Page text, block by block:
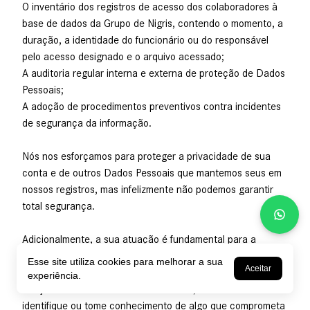
O inventário dos registros de acesso dos colaboradores à
base de dados da Grupo de Nigris, contendo o momento, a
duração, a identidade do funcionário ou do responsável
pelo acesso designado e o arquivo acessado;
A auditoria regular interna e externa de proteção de Dados
Pessoais;
A adoção de procedimentos preventivos contra incidentes
de segurança da informação.
Nós nos esforçamos para proteger a privacidade de sua
conta e de outros Dados Pessoais que mantemos seus em
nossos registros, mas infelizmente não podemos garantir
total segurança.
Adicionalmente, a sua atuação é fundamental para a
manutenção de um ambiente seguro para todos. Você pode
nos ajudar adotando boas práticas de segurança em
identifique ou tome conhecimento de algo que comprometa
Esse site utiliza cookies para melhorar a sua
experiência.
Aceitar